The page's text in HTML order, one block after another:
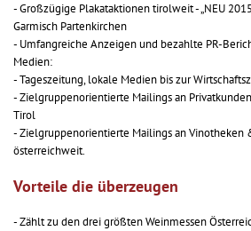
- Großzügige Plakataktionen tirolweit - „NEU
Garmisch Partenkirchen
- Umfangreiche Anzeigen und bezahlte PR-
Medien:
- Tageszeitung, lokale Medien bis zur
- Zielgruppenorientierte Mailings an
Tirol
- Zielgruppenorientierte Mailings an Vinotheken
österreichweit.
Vorteile die überzeugen
- Zählt zu den drei größten Weinmessen